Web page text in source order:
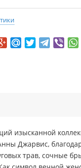
изысканной
Джарвис,
трав, сочные